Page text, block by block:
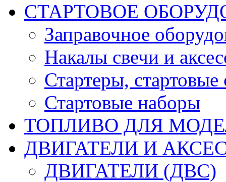
СТАРТОВОЕ
Заправочное
Накалы свечи и
Стартеры, стартовые
Стартовые наборы
ТОПЛИВО ДЛЯ
ДВИГАТЕЛИ И
ДВИГАТЕЛИ (ДВС)